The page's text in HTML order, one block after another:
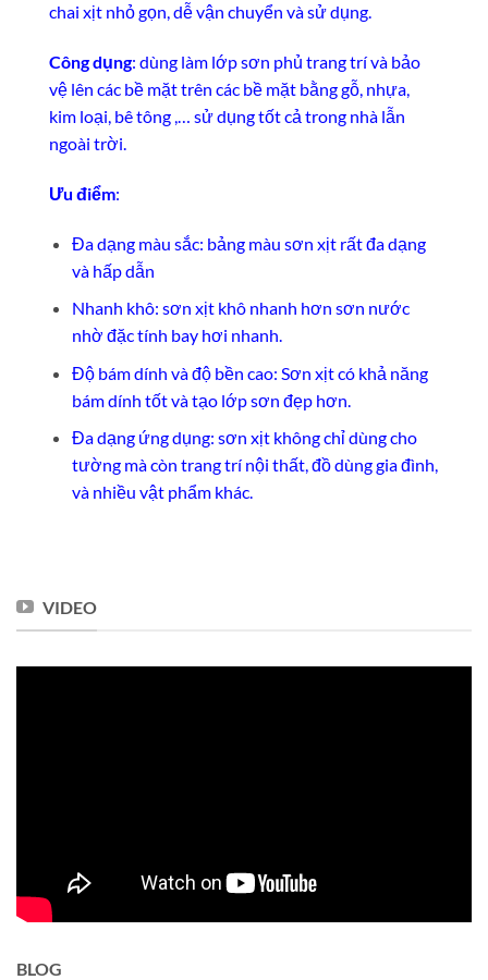
chai xịt nhỏ gọn, dễ vận chuyển và sử dụng.
Công dụng: dùng làm lớp sơn phủ trang trí và bảo
vệ lên các bề mặt trên các bề mặt bằng gỗ, nhựa,
kim loại, bê tông ,… sử dụng tốt cả trong nhà lẫn
ngoài trời.
Ưu điểm:
Đa dạng màu sắc: bảng màu sơn xịt rất đa dạng
và hấp dẫn
Nhanh khô: sơn xịt khô nhanh hơn sơn nước
nhờ đặc tính bay hơi nhanh.
Độ bám dính và độ bền cao: Sơn xịt có khả năng
bám dính tốt và tạo lớp sơn đẹp hơn.
Đa dạng ứng dụng: sơn xịt không chỉ dùng cho
tường mà còn trang trí nội thất, đồ dùng gia đình,
và nhiều vật phẩm khác.
VIDEO
BLOG